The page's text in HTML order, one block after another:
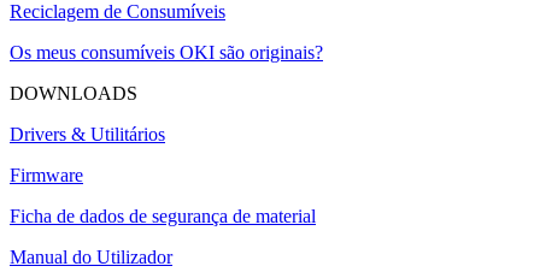
Reciclagem de Consumíveis
Os meus consumíveis OKI são originais?
DOWNLOADS
Drivers & Utilitários
Firmware
Ficha de dados de segurança de material
Manual do Utilizador